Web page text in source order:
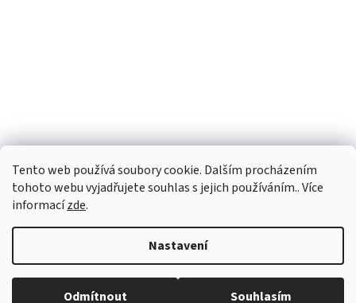
Tento web používá soubory cookie. Dalším procházením
tohoto webu vyjadřujete souhlas s jejich používáním.. Více
informacízde.
Nastavení
Odmítnout Souhlasím
Facebook
Copyright 2026Palubky-nabytek.cz. Všechna práva vyhrazena.
Upravit nastavení cookies